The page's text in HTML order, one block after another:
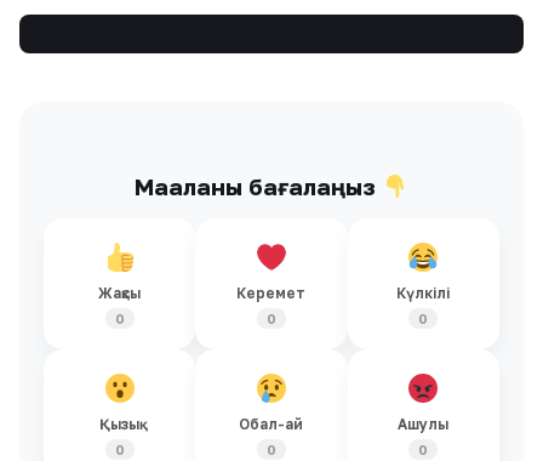
Мақаланы бағалаңыз
Жақсы
0
Керемет
0
Күлкілі
0
Қызық
0
Обал-ай
0
Ашулы
0